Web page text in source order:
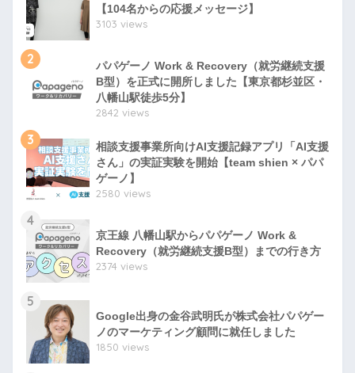
【104名からの応援メッセージ】
3103 views
2
パパゲーノ Work & Recovery（就労継続支援
B型）を正式に開所しました【東京都杉並区・
八幡山駅徒歩5分】
2842 views
3
相談支援事業所向けAI支援記録アプリ「AI支援
さん」の実証実験を開始【team shien × パパ
ゲーノ】
2580 views
4
京王線 八幡山駅からパパゲーノ Work &
Recovery（就労継続支援B型）までの行き方
2374 views
5
Google出身の金谷武明氏が株式会社パパゲー
ノのマーケティング顧問に就任しました
1850 views